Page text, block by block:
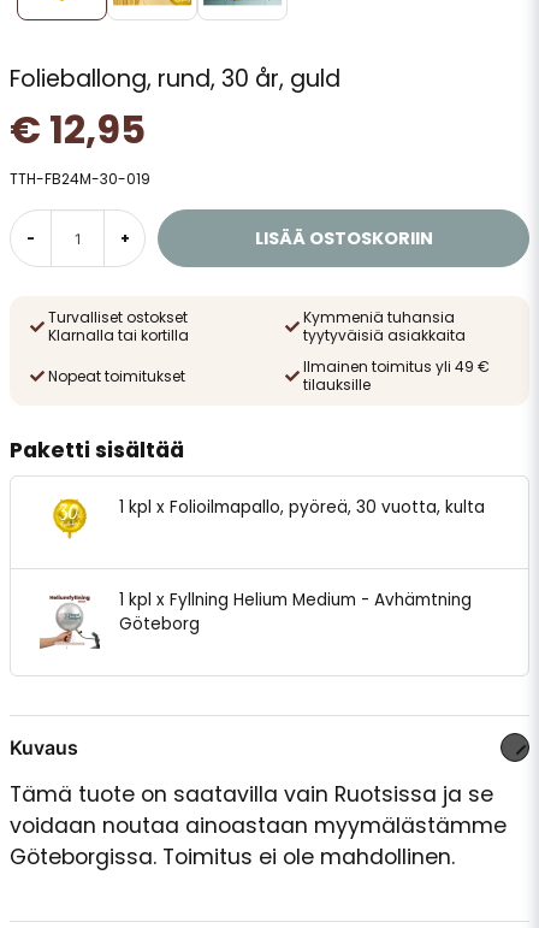
Folieballong, rund, 30 år, guld
€ 12,95
TTH-FB24M-30-019
- + LISÄÄ OSTOSKORIIN
Turvalliset ostokset
Klarnalla tai kortilla
Kymmeniä tuhansia
tyytyväisiä asiakkaita
Nopeat toimitukset
Ilmainen toimitus yli 49 €
tilauksille
Paketti sisältää
1 kpl x Folioilmapallo, pyöreä, 30 vuotta, kulta
1 kpl x Fyllning Helium Medium - Avhämtning
Göteborg
Kuvaus
Tämä tuote on saatavilla vain Ruotsissa ja se
voidaan noutaa ainoastaan myymälästämme
Göteborgissa. Toimitus ei ole mahdollinen.